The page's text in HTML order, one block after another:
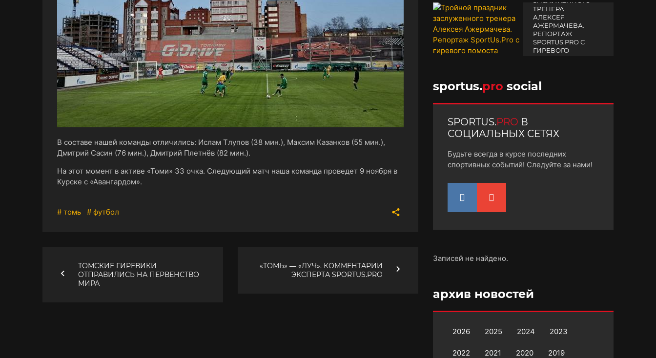
В составе нашей команды отличились: Ислам Тлупов (38 мин.), Максим Казанков (55 мин.),
Дмитрий Сасин (76 мин.), Дмитрий Плетнёв (82 мин.).
На этот момент в активе «Томи» 33 очка. Следующий матч наша команда проведет 9 ноября в
Курске с «Авангардом».
# томь # футбол
ТОМСКИЕ ГИРЕВИКИ
ОТПРАВИЛИСЬ НА ПЕРВЕНСТВО
МИРА
«ТОМЬ» ― «ЛУЧ». КОММЕНТАРИИ
ЭКСПЕРТА SPORTUS.PRO
14 апреля 2025
ТРЕНЕРА
АЛЕКСЕЯ
АЖЕРМАЧЕВА.
РЕПОРТАЖ
SPORTUS.PRO С
ГИРЕВОГО
sportus.pro social
SPORTUS.PRO В
СОЦИАЛЬНЫХ СЕТЯХ
Будьте всегда в курсе последних
спортивных событий! Следуйте за нами!
Записей не найдено.
архив новостей
2026 2025 2024 2023
2022 2021 2020 2019